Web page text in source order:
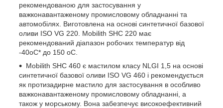
рекомендованою для застосування у
важконавантаженому промисловому обладнанні та
автомобілях. Виготовлена на основі синтетичної базової
оливи ISO VG 220. Mobilith SHC 220 має
рекомендований діапазон робочих температур від
-40oC* до 150 oC.
Mobilith SHC 460 є мастилом класу NLGI 1,5 на основі
синтетичної базової оливи ISO VG 460 і рекомендується
як протизадирне мастило для застосування в особливо
важконавантаженому промисловому обладнанні, а
також у морському. Вона забезпечує високоефективний